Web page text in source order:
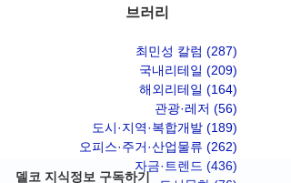
브러리
최민성 칼럼 (287)
국내리테일 (209)
해외리테일 (164)
관광·레저 (56)
도시·지역·복합개발 (189)
오피스·주거·산업물류 (262)
자금·트렌드 (436)
델코 지식정보 구독하기